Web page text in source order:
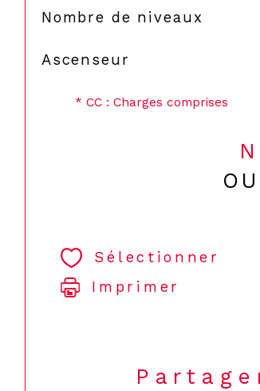
Nombre de niveaux
Ascenseur
* CC : Charges comprises
Sélectionner
Imprimer